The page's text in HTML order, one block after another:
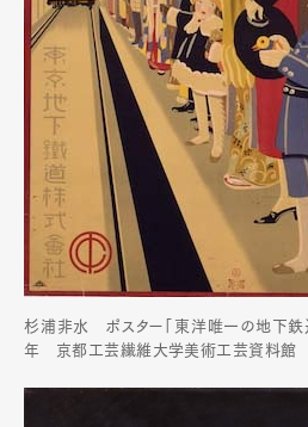
Art&Design Watch
ProductCulture
杉浦非水 ポスター「東洋唯一の地下
年 京都工芸繊維大学美術工芸資料